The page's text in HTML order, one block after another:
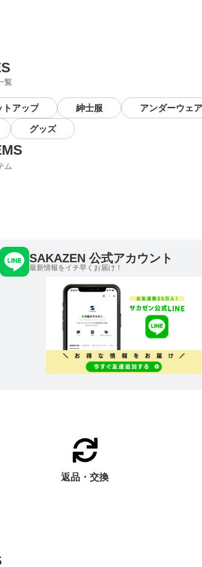
覧
トアップ 紳士服 アンダーウェア
グッズ
ム
SAKAZEN 公式アカウント
最新情報をイチ早くお届け！
返品・交換